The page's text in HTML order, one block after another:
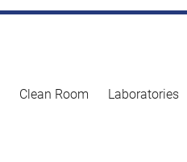
Clean Room Laboratories